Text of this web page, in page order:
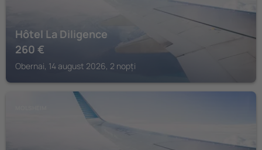
Hôtel La Diligence
260 €
Obernai, 14 august 2026, 2 nopți